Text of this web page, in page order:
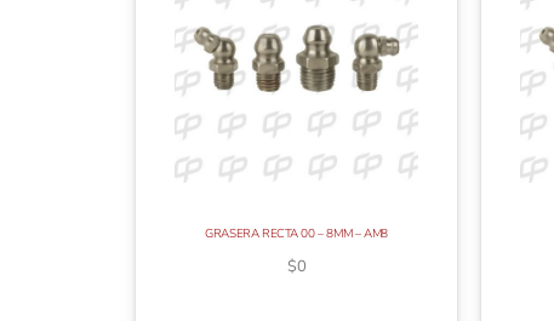
GRASERA RECTA 00 – 8MM – AM8
$0